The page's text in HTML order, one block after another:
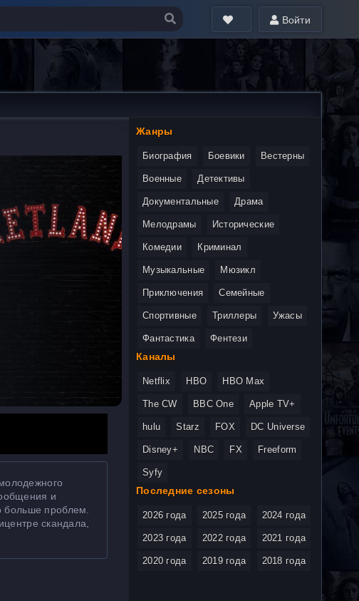
Войти
и
больше проблем.
скандала,
Жанры
Биография Боевики Вестерны
Военные Детективы
Документальные Драма
Мелодрамы Исторические
Комедии Криминал
Музыкальные Мюзикл
Приключения Семейные
Спортивные Триллеры Ужасы
Фантастика Фентези
Каналы
Netflix HBO HBO Max
The CW BBC One Apple TV+
hulu Starz FOX DC Universe
Disney+ NBC FX Freeform
Syfy
Последние сезоны
2026 года 2025 года 2024 года
2023 года 2022 года 2021 года
2020 года 2019 года 2018 года